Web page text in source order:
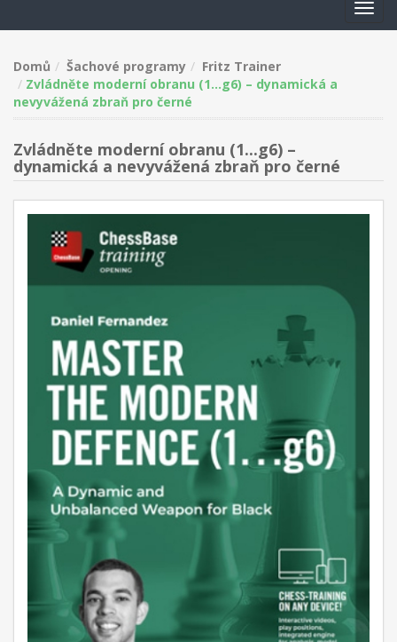
Domů Šachové programy
Fritz Trainer
Zvládněte moderní obranu (1...g6) – dynamická a
nevyvážená zbraň pro černé
Zvládněte moderní obranu (1...g6) –
dynamická a nevyvážená zbraň pro černé